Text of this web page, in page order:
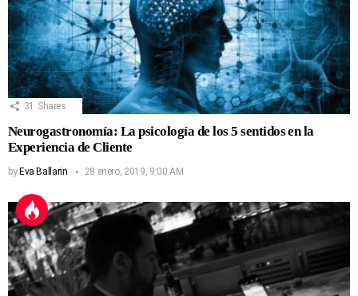
31 Shares
Neurogastronomía: La psicología de los 5 sentidos en la
Experiencia de Cliente
by Eva Ballarin 28 enero, 2019, 9:00 AM